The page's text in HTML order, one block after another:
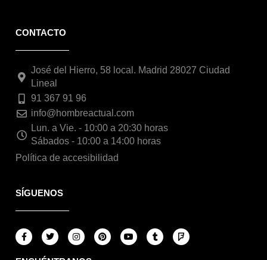
CONTACTO
José del Hierro, 58 local. Madrid 28027 Ciudad
Lineal
91 367 91 96
info@hombreactual.com
Lun. a Vie. - 10:00 a 20:30 horas
Sábados - 10:00 a 14:00 horas
Política de accesibilidad
SÍGUENOS
F
a
c
T
w
i
I
n
s
P
i
n
Y
o
u
T
u
m
F
o
u